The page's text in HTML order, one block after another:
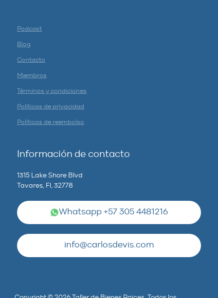
Podcast
Blog
Contacto
Miembros
Términos y condiciones
Políticas de privacidad
Políticas de reembolso
Información de contacto
1315 Lake Shore Blvd
Tavares, Fl, 32778
Whatsapp +57 305 4481216
info@carlosdevis.com